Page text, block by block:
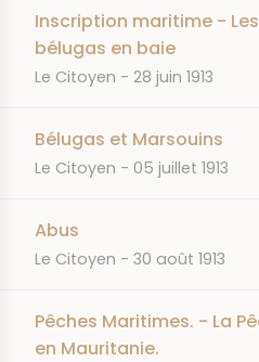
Inscription maritime -
bélugas en baie
JOURNAL
Le Citoyen DATE
28 juin 1913
Bélugas et Marsouins
JOURNAL
Le Citoyen DATE
05 juillet 1913
Abus
JOURNAL
Le Citoyen DATE
30 août 1913
Pêches Maritimes. - La
en Mauritanie.